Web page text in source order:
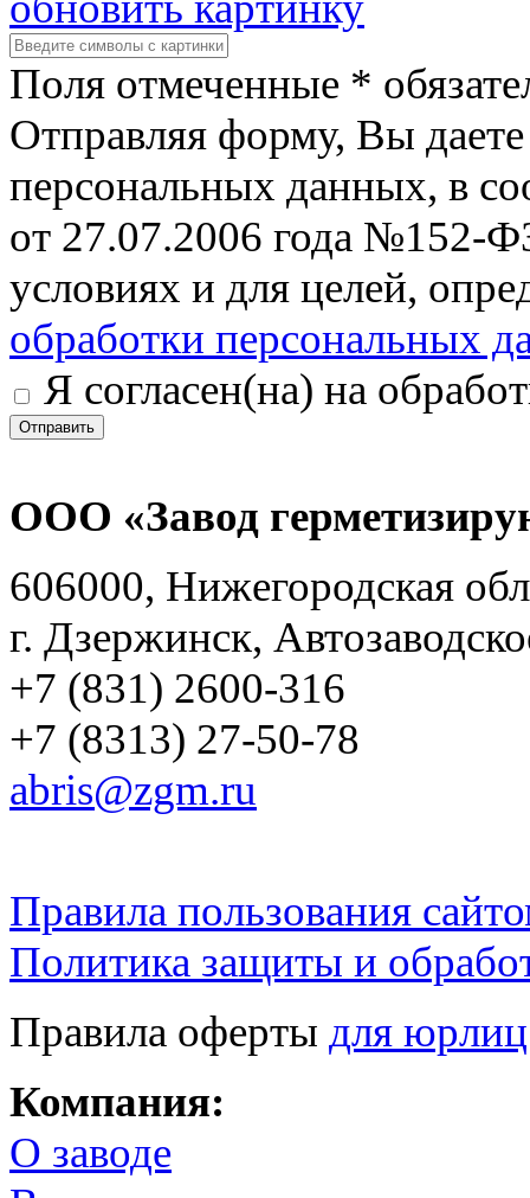
Поля отмеченные *
Отправляя форму, Вы даете
персональных данных, в
от 27.07.2006 года №152-
условиях и для целей,
обработки персональных
Я согласен(на) на
Отправить
ООО «Завод
606000, Нижегородская
г. Дзержинск,
+7 (831) 2600-316
+7 (8313) 27-50-78
abris@zgm.ru
Правила пользования
Политика защиты и
Правила оферты для
Компания:
О заводе